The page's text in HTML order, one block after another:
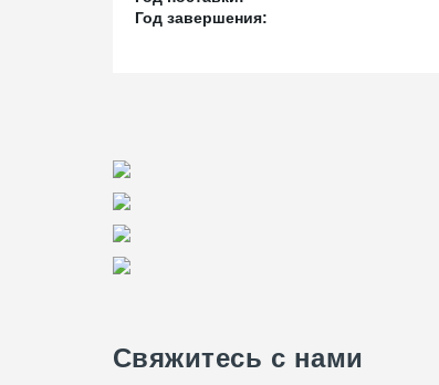
Год завершения:
Свяжитесь с нами